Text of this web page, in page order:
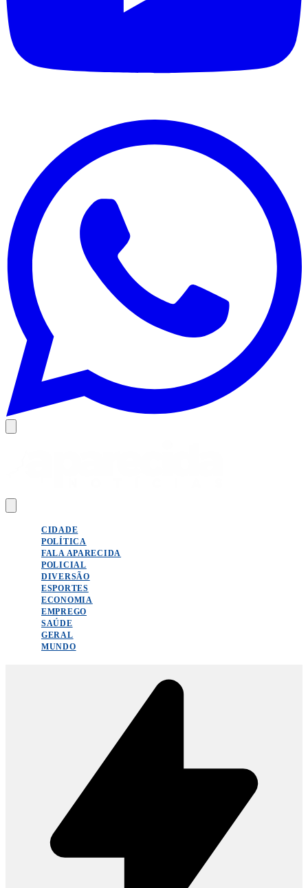
CIDADE
POLÍTICA
FALA APARECIDA
POLICIAL
DIVERSÃO
ESPORTES
ECONOMIA
EMPREGO
SAÚDE
GERAL
MUNDO